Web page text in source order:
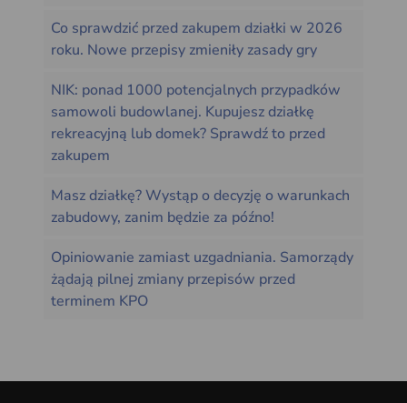
Co sprawdzić przed zakupem działki w 2026
roku. Nowe przepisy zmieniły zasady gry
NIK: ponad 1000 potencjalnych przypadków
samowoli budowlanej. Kupujesz działkę
rekreacyjną lub domek? Sprawdź to przed
zakupem
Masz działkę? Wystąp o decyzję o warunkach
zabudowy, zanim będzie za późno!
Opiniowanie zamiast uzgadniania. Samorządy
żądają pilnej zmiany przepisów przed
terminem KPO